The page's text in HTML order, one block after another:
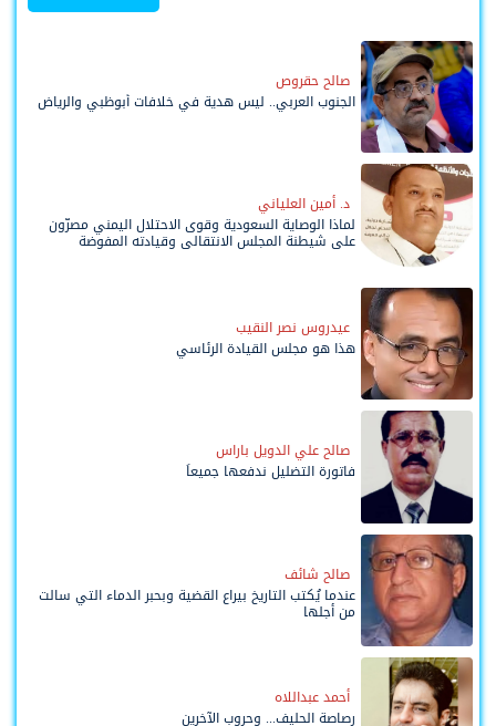
صالح حقروص
الجنوب العربي.. ليس هدية في خلافات أبوظبي والرياض
د. أمين العلياني
لماذا الوصاية السعودية وقوى الاحتلال اليمني مصرّون
على شيطنة المجلس الانتقالي وقيادته المفوضة
عيدروس نصر النقيب
هذا هو مجلس القيادة الرئاسي
صالح علي الدويل باراس
فاتورة التضليل ندفعها جميعاً
صالح شائف
عندما يُكتب التاريخ بيراع القضية وبحبر الدماء التي سالت
من أجلها
أحمد عبداللاه
رصاصة الحليف... وحروب الآخرين